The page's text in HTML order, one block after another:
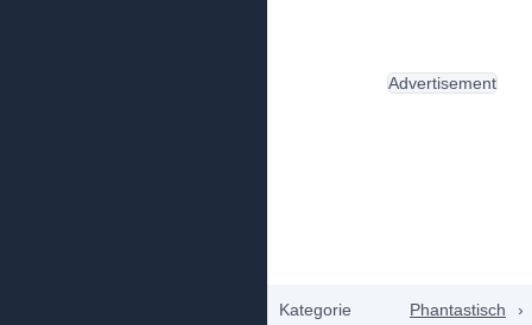
Kategorie Phantastisch ›
Advertisement